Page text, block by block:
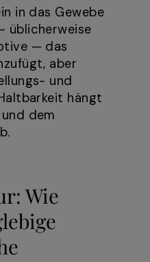
in das Gewebe
üblicherweise
— das
aber
und
hängt
dem
Wie